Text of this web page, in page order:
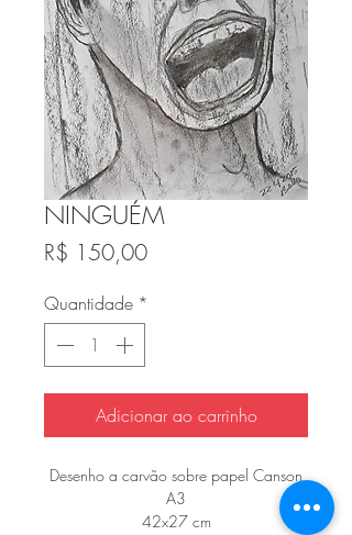
NINGUÉM
R$ 150,00Preço
Quantidade *
Adicionar ao carrinho
Desenho a carvão sobre papel Canson
A3
42x27 cm